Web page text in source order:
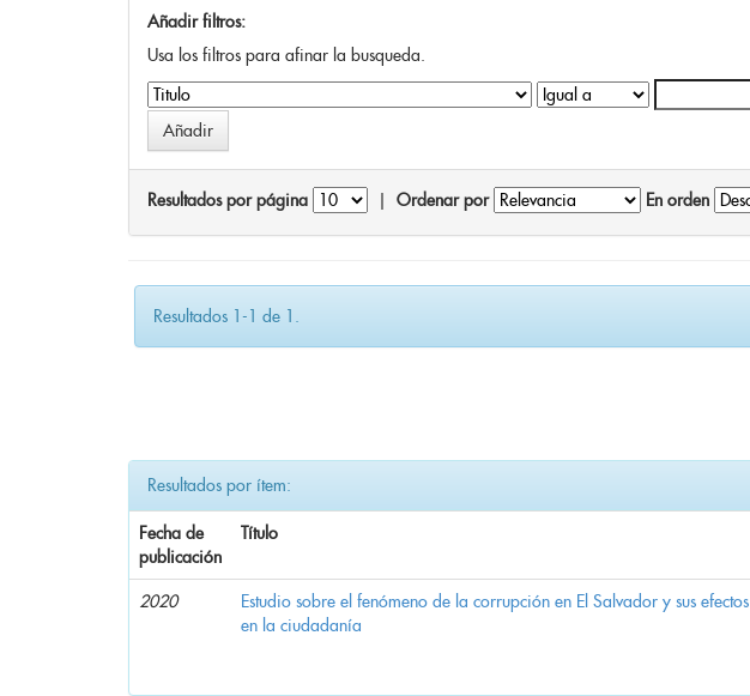
Añadir filtros:
Usa los filtros para afinar la busqueda.
Resultados por página Ordenar por En orden
Resultados 1-1 de 1.
Resultados por ítem:
Fecha de
publicación
Título
2020
Estudio sobre el fenómeno de la corrupción en El Salvador y sus efectos
en la ciudadanía